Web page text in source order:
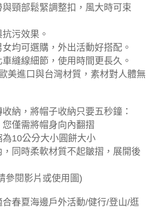
頸部鬆緊調整扣，風大時可束
污效果。
均可選購，外出活動好搭配。
縫線細節，使用時間更長久。
美進口與台灣材質，素材對人體無
納，將帽子收納只要五秒鐘：
僅需將帽身向內翻摺
10公分大小圓餅大小
同時柔軟材質不起皺摺，展開後
參閱影片或使用圖)
春夏海邊戶外活動/健行/登山/逛